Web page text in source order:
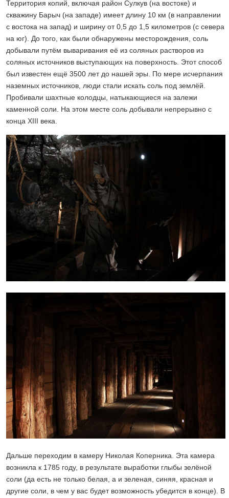
Территория копий, включая район Сулкув (на востоке) и
скважину Барыч (на западе) имеет длину 10 км (в направлении
с востока на запад) и ширину от 0,5 до 1,5 километров (с севера
на юг). До того, как были обнаружены месторождения, соль
добывали путём вываривания её из соляных растворов из
соляных источников выступающих на поверхность. Этот способ
был известен ещё 3500 лет до нашей эры. По мере исчерпания
наземных источников, люди стали искать соль под землёй.
Пробивали шахтные колодцы, натыкающиеся на залежи
каменной соли. На этом месте соль добывали непрерывно с
конца XIII века.
Дальше переходим в камеру Николая Коперника. Эта камера
возникла к 1785 году, в результате выработки глыбы зелёной
соли (да есть не только белая, а и зеленая, синяя, красная и
другие соли, в чем у вас будет возможность убедится в конце). В